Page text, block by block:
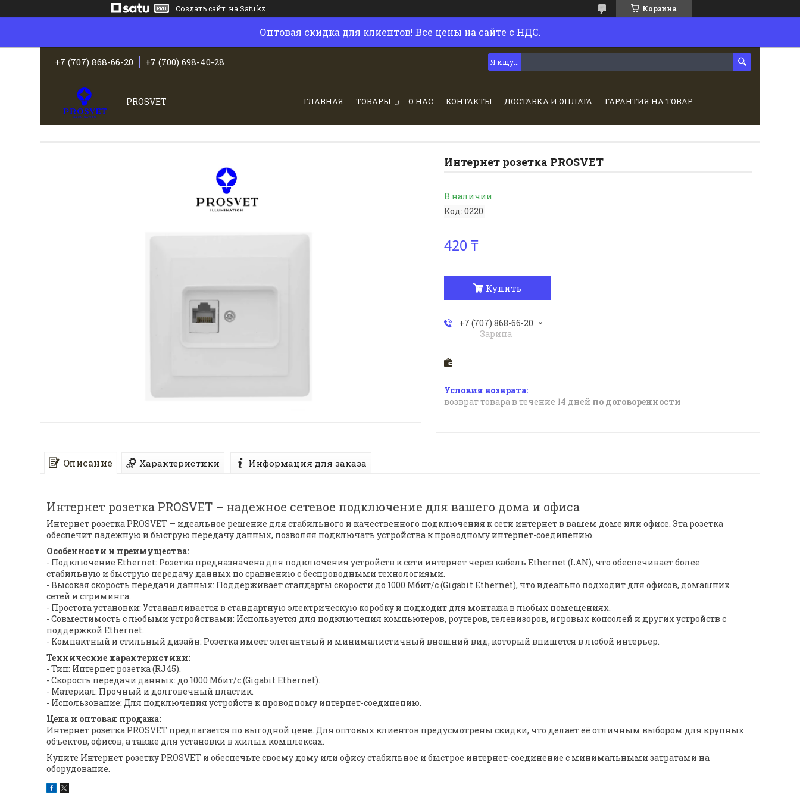
Создать сайт на Satu.kz Корзина
Оптовая скидка для клиентов! Все цены на сайте с НДС.
+7 (707) 868-66-20 +7 (700) 698-40-28
PROSVET ГЛАВНАЯ ТОВАРЫ О НАС КОНТАКТЫ ДОСТАВКА И ОПЛАТА ГАРАНТИЯ НА ТОВАР
Интернет розетка PROSVET
В наличии
Код: 0220
420 ₸
Купить
+7 (707) 868-66-20
Зарина
возврат товара в течение 14 дней по договоренности
Описание Характеристики Информация для заказа
Интернет розетка PROSVET – надежное сетевое подключение для вашего дома и офиса
Интернет розетка PROSVET — идеальное решение для стабильного и качественного подключения к сети интернет в вашем доме или офисе. Эта розетка
обеспечит надежную и быструю передачу данных, позволяя подключать устройства к проводному интернет-соединению.
Особенности и преимущества:
- Подключение Ethernet: Розетка предназначена для подключения устройств к сети интернет через кабель Ethernet (LAN), что обеспечивает более
стабильную и быструю передачу данных по сравнению с беспроводными технологиями.
- Высокая скорость передачи данных: Поддерживает стандарты скорости до 1000 Мбит/с (Gigabit Ethernet), что идеально подходит для офисов, домашних
сетей и стриминга.
- Простота установки: Устанавливается в стандартную электрическую коробку и подходит для монтажа в любых помещениях.
- Совместимость с любыми устройствами: Используется для подключения компьютеров, роутеров, телевизоров, игровых консолей и других устройств с
поддержкой Ethernet.
- Компактный и стильный дизайн: Розетка имеет элегантный и минималистичный внешний вид, который впишется в любой интерьер.
Технические характеристики:
- Тип: Интернет розетка (RJ45).
- Скорость передачи данных: до 1000 Мбит/с (Gigabit Ethernet).
- Материал: Прочный и долговечный пластик.
- Использование: Для подключения устройств к проводному интернет-соединению.
Цена и оптовая продажа:
Интернет розетка PROSVET предлагается по выгодной цене. Для оптовых клиентов предусмотрены скидки, что делает её отличным выбором для крупных
объектов, офисов, а также для установки в жилых комплексах.
Купите Интернет розетку PROSVET и обеспечьте своему дому или офису стабильное и быстрое интернет-соединение с минимальными затратами на
оборудование.